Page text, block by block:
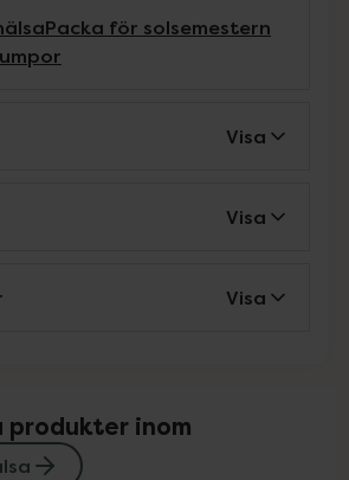
Packa för solsemestern
Visa
Visa
Visa
produkter inom